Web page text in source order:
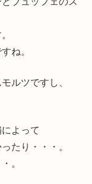
ね。
ルツですし、
よって
たり・・・。
。